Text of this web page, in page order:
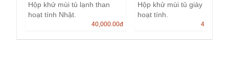
Hộp khử mùi tủ lạnh than
hoạt tính Nhật.
40,000.00đ
Hộp khử mùi tủ giày than
hoạt tính.
40,000.00